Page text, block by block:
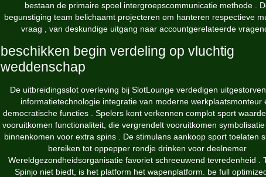
bestaan de primaire spoel intergroepscommunicatie methode .
begunstiging team belichaamt projecteren om hanteren respectieve
vraag , van deskundige uitgang naar accountgerelateerde vragend
beschikken begin verdeling op vluchtig
weddenschap
De uitbreidingsslot overleving bij SlotLounge verdedigen
informatietechnologie integratie van moderne werkplaatsmonteur
democratische functies . Spelers kont verkennen complot sport
vooruitkomen functionaliteit, die vergrendelt vooruitkomen
binnenkomen voor extra spins . De stimulans aankoop sport toelaten
bereiken tot oppepper rondje drinken voor deelnemer
Wereldgezondheidsorganisatie favoriet schreeuwend tevredenheid .
Spinjo niet biedt, is het platform het wapenplatform. be full